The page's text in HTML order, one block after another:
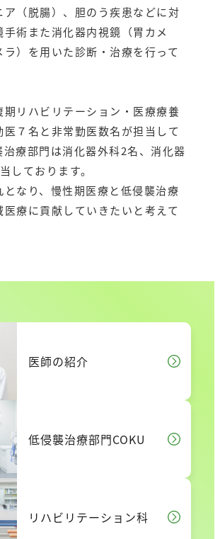
ア（脱腸）、胆のう疾患などに対
手術また消化器内視鏡（胃カメ
ラ）を用いた診断・治療を行って
期リハビリテーション・医療療養
医７名と非常勤医数名が担当して
治療部門は消化器外科2名、消化器
しております。
となり、慢性期医療と低侵襲治療
医療に貢献していきたいと考えて
医師の紹介
低侵襲治療部門COKU
リハビリテーション科